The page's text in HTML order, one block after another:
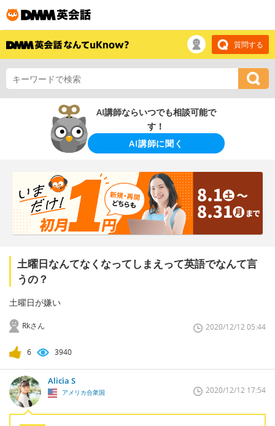
質問する
AI講師ならいつでも相談可能で
す！
AI講師に聞く
土曜日なんてなくなってしまえって英語でなんて言
うの？
土曜日が嫌い
Rkさん 2020/12/12 05:44
6 3940
Alicia S
アメリカ合衆国 2020/12/12 17:54